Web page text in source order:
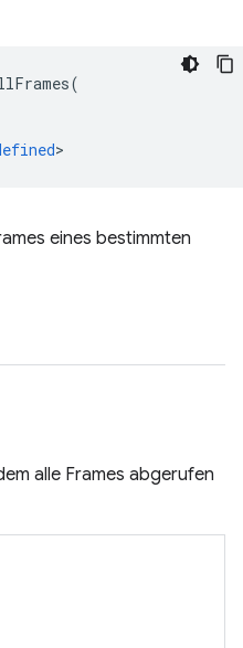
(
>
eines bestimmten
alle Frames abgerufen